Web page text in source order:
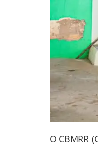
O CBMRR